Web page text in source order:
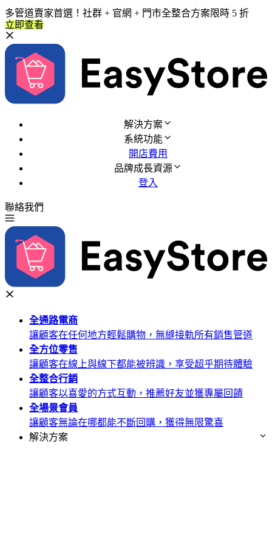
多管道賣家首選！社群 + 官網 + 門市全整合方案限時 5 折
立即查看
解決方案
系統功能
開店費用
品牌成長資源
登入
聯絡我們
全通路電商
讓顧客在任何地方輕鬆購物，無縫接軌所有銷售管道
全方位零售
讓顧客在線上與線下都能被辨識，享受超乎期待體驗
全整合行銷
讓顧客以喜愛的方式互動，推薦好友並獲專屬回饋
全場景會員
讓顧客無論在哪都能不斷回購，獲得無限驚喜
解決方案